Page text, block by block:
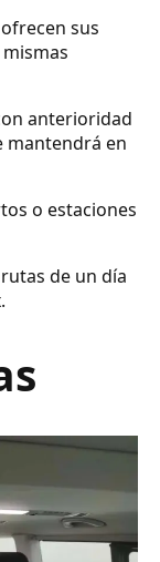
ofrecen sus
anterioridad
mantendrá en
o estaciones
de un día